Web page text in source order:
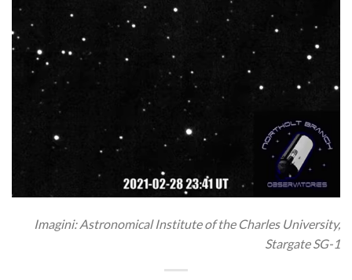
Imagini: Astronomical Institute of the Charles University,
Stargate SG-1